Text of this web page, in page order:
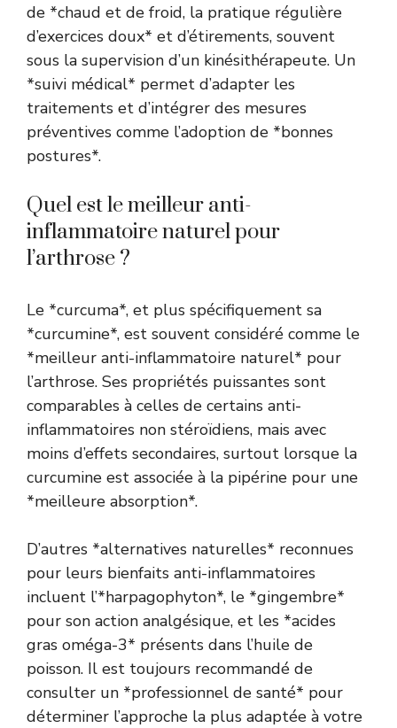
de *chaud et de froid, la pratique régulière
d’exercices doux* et d’étirements, souvent
sous la supervision d’un kinésithérapeute. Un
*suivi médical* permet d’adapter les
traitements et d’intégrer des mesures
préventives comme l’adoption de *bonnes
postures*.
Quel est le meilleur anti-
inflammatoire naturel pour
l’arthrose ?
Le *curcuma*, et plus spécifiquement sa
*curcumine*, est souvent considéré comme le
*meilleur anti-inflammatoire naturel* pour
l’arthrose. Ses propriétés puissantes sont
comparables à celles de certains anti-
inflammatoires non stéroïdiens, mais avec
moins d’effets secondaires, surtout lorsque la
curcumine est associée à la pipérine pour une
*meilleure absorption*.
D’autres *alternatives naturelles* reconnues
pour leurs bienfaits anti-inflammatoires
incluent l’*harpagophyton*, le *gingembre*
pour son action analgésique, et les *acides
gras oméga-3* présents dans l’huile de
poisson. Il est toujours recommandé de
consulter un *professionnel de santé* pour
déterminer l’approche la plus adaptée à votre